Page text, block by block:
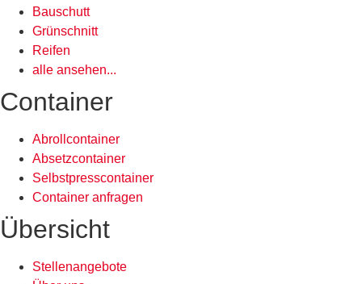
Bauschutt
Grünschnitt
Reifen
alle ansehen...
Container
Abrollcontainer
Absetzcontainer
Selbstpresscontainer
Container anfragen
Übersicht
Stellenangebote